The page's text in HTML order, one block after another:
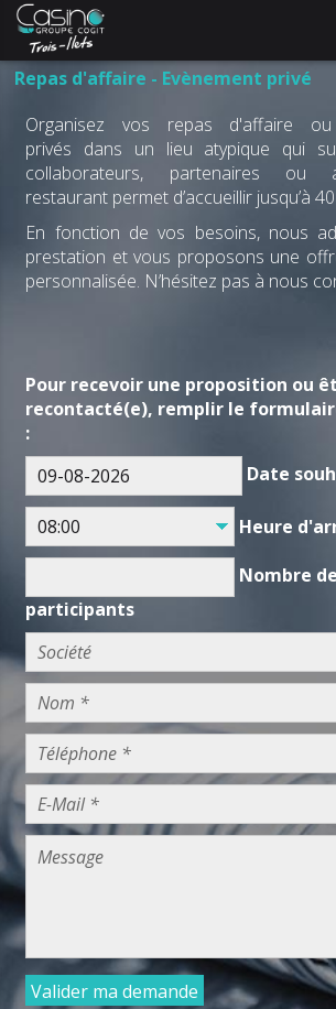
Repas d'affaire - Evènement privé
Organisez vos repas d'affaire ou
privés dans un lieu atypique qui
collaborateurs, partenaires ou
restaurant permet d’accueillir jusqu’à
En fonction de vos besoins, nous
prestation et vous proposons une
personnalisée. N’hésitez pas à nous
Pour recevoir une proposition ou
recontacté(e), remplir le
:
Date
Heure
Nombre de
participants
Valider ma demande